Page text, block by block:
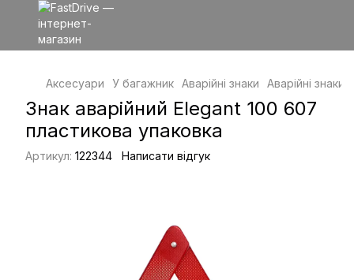
Аксесуари У багажник Аварійні знаки Аварійні знаки
Знак аварійний Elegant 100 607
пластикова упаковка
Артикул: 122344 Написати відгук